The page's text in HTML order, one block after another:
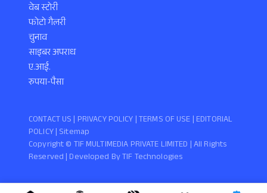
वेब स्टोरी
फोटो गैलरी
चुनाव
साइबर अपराध
ए.आई.
रुपया-पैसा
Copyright ©️ TIF MULTIMEDIA PRIVATE LIMITED | All Rights
Reserved | Developed ByTIF Technologies
CONTACT US | PRIVACY POLICY |TERMS OF USE | EDITORIAL
POLICY| Sitemap